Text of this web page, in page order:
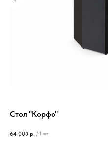
Стол "Корфо"
64 000 р. / 1 шт